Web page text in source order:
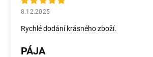
8.12.2025
Rychlé dodání krásného zboží.
PÁJA